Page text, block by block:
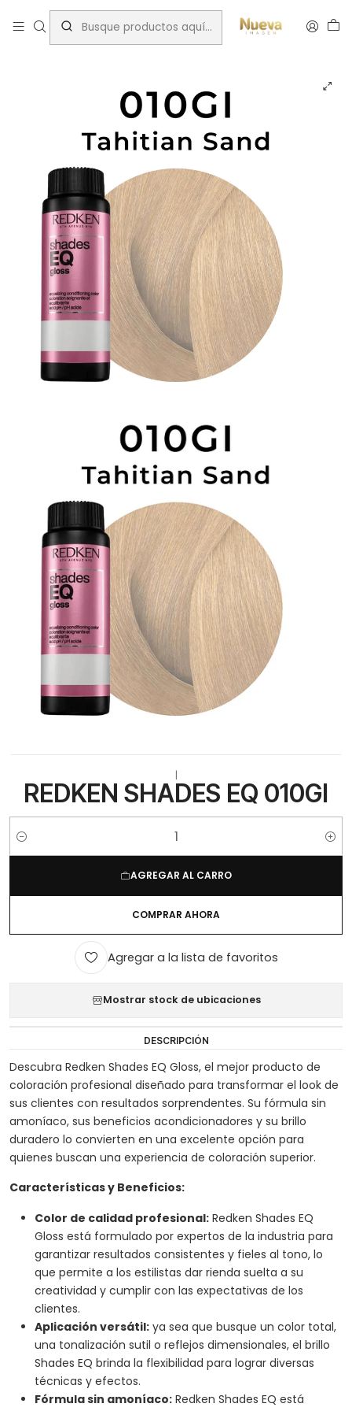
Inicio Tintes por Marca ShadesEQ Gold Iridescent (GI)
REDKEN SHADES EQ 010GI
REDKEN SHADES EQ 010GI
Cantidad
AGREGAR AL CARRO
COMPRAR AHORA
Agregar a la lista de favoritos
Mostrar stock de ubicaciones
DESCRIPCIÓN
Descubra Redken Shades EQ Gloss, el mejor producto de
coloración profesional diseñado para transformar el look de
sus clientes con resultados sorprendentes. Su fórmula sin
amoníaco, sus beneficios acondicionadores y su brillo
duradero lo convierten en una excelente opción para
quienes buscan una experiencia de coloración superior.
Características y Beneficios:
Color de calidad profesional:Redken Shades EQ
Gloss está formulado por expertos de la industria para
garantizar resultados consistentes y fieles al tono, lo
que permite a los estilistas dar rienda suelta a su
creatividad y cumplir con las expectativas de los
clientes.
Aplicación versátil:ya sea que busque un color total,
una tonalización sutil o reflejos dimensionales, el brillo
Shades EQ brinda la flexibilidad para lograr diversas
técnicas y efectos.
Fórmula sin amoníaco:Redken Shades EQ está